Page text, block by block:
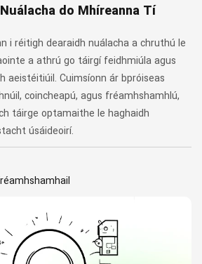
do Mhíreanna Tí
i réitigh dearaidh nuálacha a chruthú le
a athrú go táirgí feidhmiúla agus
aeistéitiúil. Cuimsíonn ár bpróiseas
coincheapú, agus fréamhshamhlú,
táirge optamaithe le haghaidh
úsáideoirí.